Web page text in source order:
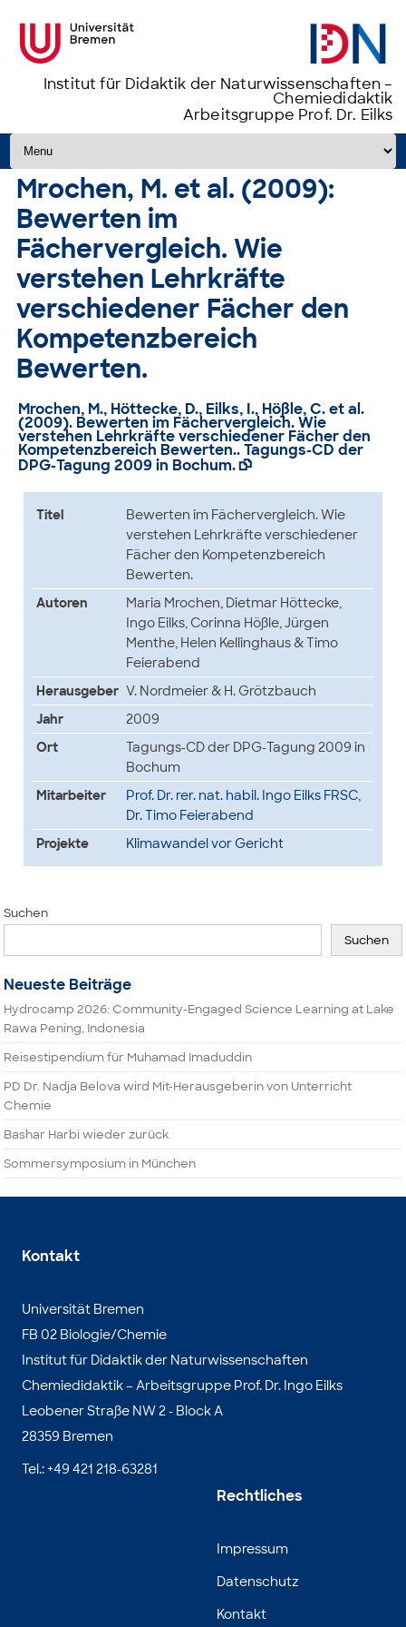
Institut für Didaktik der Naturwissenschaften –
Chemiedidaktik
Arbeitsgruppe Prof. Dr. Eilks
Zum Inhalt springen
Mrochen, M. et al. (2009):
Bewerten im
Fächervergleich. Wie
verstehen Lehrkräfte
verschiedener Fächer den
Kompetenzbereich
Bewerten.
Mrochen, M., Höttecke, D., Eilks, I., Hößle, C. et al.
(2009). Bewerten im Fächervergleich. Wie
verstehen Lehrkräfte verschiedener Fächer den
Kompetenzbereich Bewerten.. Tagungs-CD der
DPG-Tagung 2009 in Bochum. 
Titel
Bewerten im Fächervergleich. Wie
verstehen Lehrkräfte verschiedener
Fächer den Kompetenzbereich
Bewerten.
Autoren
Maria Mrochen, Dietmar Höttecke,
Ingo Eilks, Corinna Hößle, Jürgen
Menthe, Helen Kellinghaus & Timo
Feierabend
Herausgeber V. Nordmeier & H. Grötzbauch
Jahr
2009
Ort
Tagungs-CD der DPG-Tagung 2009 in
Bochum
Mitarbeiter
Prof. Dr. rer. nat. habil. Ingo Eilks FRSC,
Dr. Timo Feierabend
Projekte
Klimawandel vor Gericht
Suchen
Suchen
Neueste Beiträge
Hydrocamp 2026: Community-Engaged Science Learning at Lake
Rawa Pening, Indonesia
Reisestipendium für Muhamad Imaduddin
PD Dr. Nadja Belova wird Mit-Herausgeberin von Unterricht
Chemie
Bashar Harbi wieder zurück
Sommersymposium in München
Kontakt
Universität Bremen
FB 02 Biologie/Chemie
Institut für Didaktik der Naturwissenschaften
Chemiedidaktik – Arbeitsgruppe Prof. Dr. Ingo Eilks
Leobener Straße NW 2 - Block A
28359 Bremen
Tel.: +49 421 218-63281
Rechtliches
Impressum
Datenschutz
Kontakt